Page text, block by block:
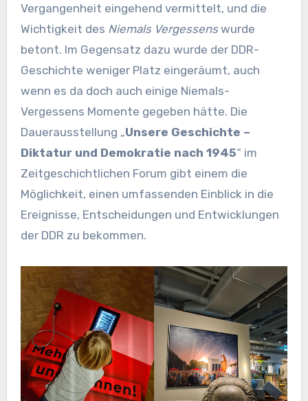
Vergangenheit eingehend vermittelt, und die
Wichtigkeit des Niemals Vergessenswurde
betont. Im Gegensatz dazu wurde der DDR-
Geschichte weniger Platz eingeräumt, auch
wenn es da doch auch einige Niemals-
Vergessens Momente gegeben hätte. Die
Dauerausstellung „Unsere Geschichte –
Diktatur und Demokratie nach 1945“ im
Zeitgeschichtlichen Forum gibt einem die
Möglichkeit, einen umfassenden Einblick in die
Ereignisse, Entscheidungen und Entwicklungen
der DDR zu bekommen.